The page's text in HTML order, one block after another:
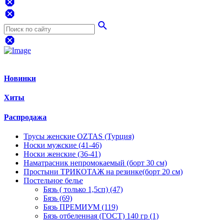
dangerous
search
dangerous
Новинки
Хиты
Распродажа
Трусы женские OZTAS (Турция)
Носки мужские (41-46)
Носки женские (36-41)
Наматрасник непромокаемый (борт 30 см)
Простыни ТРИКОТАЖ на резинке(борт 20 см)
Постельное белье
Бязь ( только 1,5сп) (47)
Бязь (69)
Бязь ПРЕМИУМ (119)
Бязь отбеленная (ГОСТ) 140 гр (1)